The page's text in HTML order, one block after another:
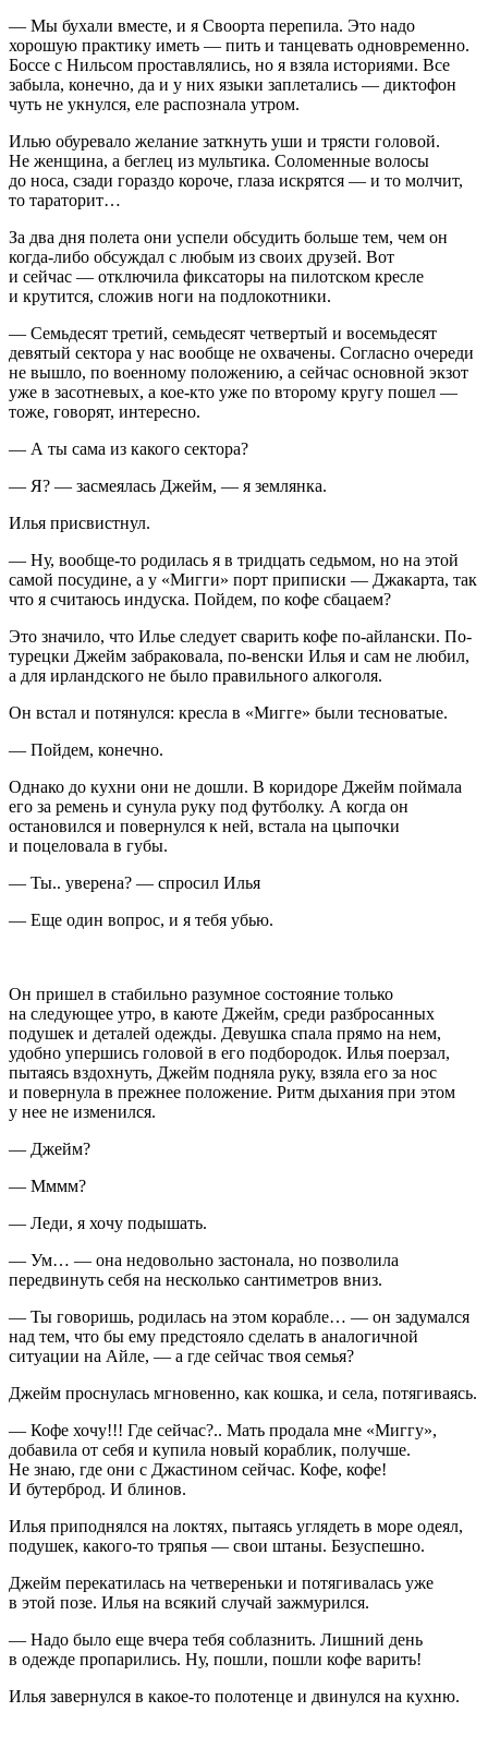
— Мы бухали вместе, и я Своорта перепила. Это надо
хорошую практику иметь — пить и танцевать одновременно.
Боссе с Нильсом проставлялись, но я взяла историями. Все
забыла, конечно, да и у них языки заплетались — диктофон
чуть не укнулся, еле распознала утром.
Илью обуревало желание заткнуть уши и трясти головой.
Не женщина, а беглец из мультика. Соломенные волосы
до носа, сзади гораздо короче, глаза искрятся — и то молчит,
то тараторит…
За два дня полета они успели обсудить больше тем, чем он
когда-либо обсуждал с любым из своих друзей. Вот
и сейчас — отключила фиксаторы на пилотском кресле
и крутится, сложив ноги на подлокотники.
— Семьдесят третий, семьдесят четвертый и восемьдесят
девятый сектора у нас вообще не охвачены. Согласно очереди
не вышло, по военному положению, а сейчас основной экзот
уже в засотневых, а кое-кто уже по второму кругу пошел —
тоже, говорят, интересно.
— А ты сама из какого сектора?
— Я? — засмеялась Джейм, — я землянка.
Илья присвистнул.
— Ну, вообще-то родилась я в тридцать седьмом, но на этой
самой посудине, а у «Мигги» порт приписки — Джакарта, так
что я считаюсь индуска. Пойдем, по кофе сбацаем?
Это значило, что Илье следует сварить кофе по-айлански. По-
турецки Джейм забраковала, по-венски Илья и сам не любил,
а для ирландского не было правильного алкоголя.
Он встал и потянулся: кресла в «Мигге» были тесноватые.
— Пойдем, конечно.
Однако до кухни они не дошли. В коридоре Джейм поймала
его за ремень и сунула руку под футболку. А когда он
остановился и повернулся к ней, встала на цыпочки
и поцеловала в губы.
— Ты.. уверена? — спросил Илья
— Еще один вопрос, и я тебя убью.
Он пришел в стабильно разумное состояние только
на следующее утро, в каюте Джейм, среди разбросанных
подушек и деталей одежды. Девушка спала прямо на нем,
удобно упершись головой в его подбородок. Илья поерзал,
пытаясь вздохнуть, Джейм подняла руку, взяла его за нос
и повернула в прежнее положение. Ритм дыхания при этом
у нее не изменился.
— Джейм?
— Мммм?
— Леди, я хочу подышать.
— Ум… — она недовольно застонала, но позволила
передвинуть себя на несколько сантиметров вниз.
— Ты говоришь, родилась на этом корабле… — он задумался
над тем, что бы ему предстояло сделать в аналогичной
ситуации на Айле, — а где сейчас твоя семья?
Джейм проснулась мгновенно, как кошка, и села, потягиваясь.
— Кофе хочу!!! Где сейчас?.. Мать продала мне «Миггу»,
добавила от себя и купила новый кораблик, получше.
Не знаю, где они с Джастином сейчас. Кофе, кофе!
И бутерброд. И блинов.
Илья приподнялся на локтях, пытаясь углядеть в море одеял,
подушек, какого-то тряпья — свои штаны. Безуспешно.
Джейм перекатилась на четвереньки и потягивалась уже
в этой позе. Илья на всякий случай зажмурился.
— Надо было еще вчера тебя соблазнить. Лишний день
в одежде пропарились. Ну, пошли, пошли кофе варить!
Илья завернулся в какое-то полотенце и двинулся на кухню.